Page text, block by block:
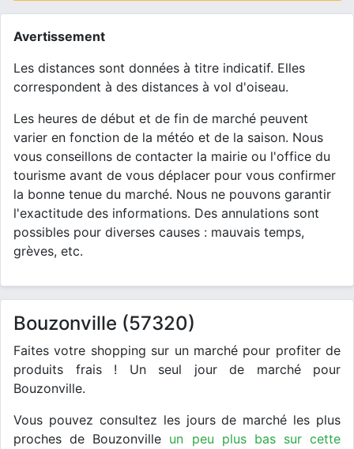
Avertissement
Les distances sont données à titre indicatif. Elles
correspondent à des distances à vol d'oiseau.
Les heures de début et de fin de marché peuvent
varier en fonction de la météo et de la saison. Nous
vous conseillons de contacter la mairie ou l'office du
tourisme avant de vous déplacer pour vous confirmer
la bonne tenue du marché. Nous ne pouvons garantir
l'exactitude des informations. Des annulations sont
possibles pour diverses causes : mauvais temps,
grèves, etc.
Bouzonville (57320)
Faites votre shopping sur un marché pour profiter de
produits frais ! Un seul jour de marché pour
Bouzonville.
Vous pouvez consultez les jours de marché les plus
proches de Bouzonville un peu plus bas sur cette